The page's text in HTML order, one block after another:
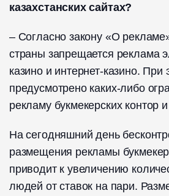
казахстанских сайтах?
– Согласно закону «О
страны запрещается реклама
казино и интернет-казино. При
предусмотрено каких-либо
рекламу букмекерских контор
На сегодняшний день
размещения рекламы
приводит к увеличению
людей от ставок на пари.